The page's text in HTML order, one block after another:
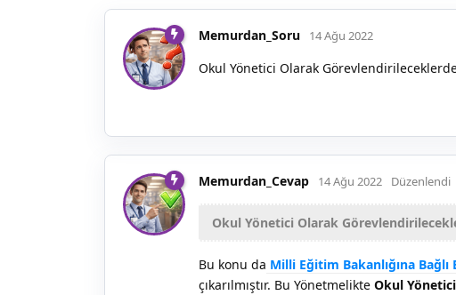
Memurdan_Soru 14 Ağu 2022
Okul Yönetici Olarak
Memurdan_Cevap 14 Ağu 2022 Düzenlendi
Okul Yönetici Olarak
Bu konu da Milli Eğitim Bakanlığına
çıkarılmıştır. Bu Yönetmelikte Okul